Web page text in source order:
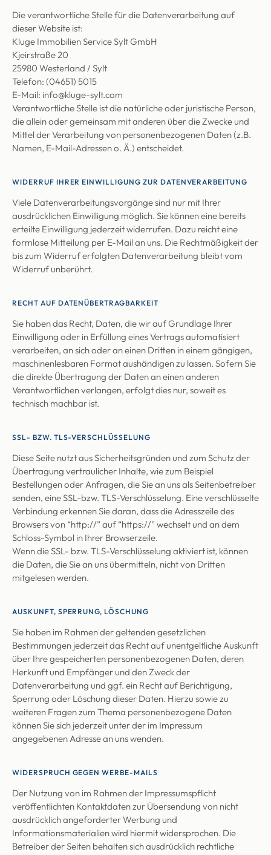
Die verantwortliche Stelle für die Datenverarbeitung auf
dieser Website ist:
Kluge Immobilien Service Sylt GmbH
Kjeirstraße 20
25980 Westerland / Sylt
Telefon: (04651) 5015
E-Mail: info@kluge-sylt.com
Verantwortliche Stelle ist die natürliche oder juristische Person,
die allein oder gemeinsam mit anderen über die Zwecke und
Mittel der Verarbeitung von personenbezogenen Daten (z.B.
Namen, E-Mail-Adressen o. Ä.) entscheidet.
WIDERRUF IHRER EINWILLIGUNG ZUR DATENVERARBEITUNG
Viele Datenverarbeitungsvorgänge sind nur mit Ihrer
ausdrücklichen Einwilligung möglich. Sie können eine bereits
erteilte Einwilligung jederzeit widerrufen. Dazu reicht eine
formlose Mitteilung per E-Mail an uns. Die Rechtmäßigkeit der
bis zum Widerruf erfolgten Datenverarbeitung bleibt vom
Widerruf unberührt.
RECHT AUF DATENÜBERTRAGBARKEIT
Sie haben das Recht, Daten, die wir auf Grundlage Ihrer
Einwilligung oder in Erfüllung eines Vertrags automatisiert
verarbeiten, an sich oder an einen Dritten in einem gängigen,
maschinenlesbaren Format aushändigen zu lassen. Sofern Sie
die direkte Übertragung der Daten an einen anderen
Verantwortlichen verlangen, erfolgt dies nur, soweit es
technisch machbar ist.
SSL- BZW. TLS-VERSCHLÜSSELUNG
Diese Seite nutzt aus Sicherheitsgründen und zum Schutz der
Übertragung vertraulicher Inhalte, wie zum Beispiel
Bestellungen oder Anfragen, die Sie an uns als Seitenbetreiber
senden, eine SSL-bzw. TLS-Verschlüsselung. Eine verschlüsselte
Verbindung erkennen Sie daran, dass die Adresszeile des
Browsers von “http://” auf “https://” wechselt und an dem
Schloss-Symbol in Ihrer Browserzeile.
Wenn die SSL- bzw. TLS-Verschlüsselung aktiviert ist, können
die Daten, die Sie an uns übermitteln, nicht von Dritten
mitgelesen werden.
AUSKUNFT, SPERRUNG, LÖSCHUNG
Sie haben im Rahmen der geltenden gesetzlichen
Bestimmungen jederzeit das Recht auf unentgeltliche Auskunft
über Ihre gespeicherten personenbezogenen Daten, deren
Herkunft und Empfänger und den Zweck der
Datenverarbeitung und ggf. ein Recht auf Berichtigung,
Sperrung oder Löschung dieser Daten. Hierzu sowie zu
weiteren Fragen zum Thema personenbezogene Daten
können Sie sich jederzeit unter der im Impressum
angegebenen Adresse an uns wenden.
WIDERSPRUCH GEGEN WERBE-MAILS
Der Nutzung von im Rahmen der Impressumspflicht
veröffentlichten Kontaktdaten zur Übersendung von nicht
ausdrücklich angeforderter Werbung und
Informationsmaterialien wird hiermit widersprochen. Die
Betreiber der Seiten behalten sich ausdrücklich rechtliche